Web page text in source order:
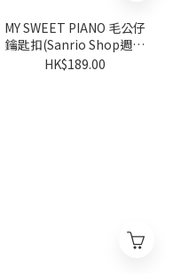
MY SWEET PIANO 毛公仔
鑰匙扣(Sanrio Shop週年
系列)
HK$189.00